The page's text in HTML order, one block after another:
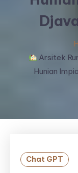
Arsitek
Hunian
Chat GPT